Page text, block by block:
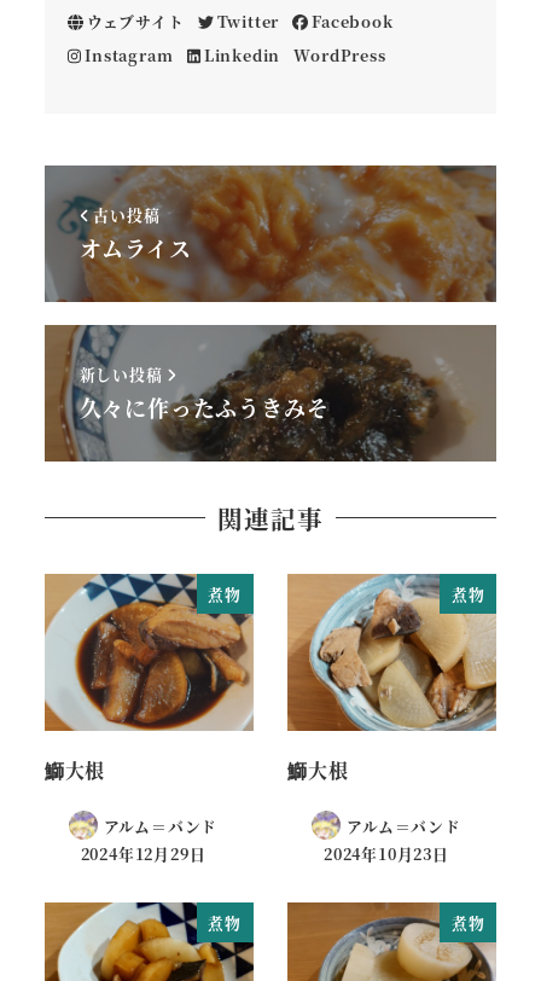
ウェブサイト Twitter
Facebook
Instagram
Linkedin WordPress
古い投稿
オムライス
新しい投稿
久々に作ったふうきみそ
関連記事
煮物
鰤大根
アルム＝バンド
2024年12月29日
煮物
鰤大根
アルム＝バンド
2024年10月23日
煮物 煮物